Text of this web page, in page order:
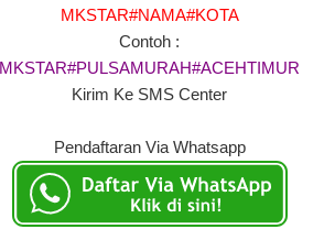
MKSTAR#NAMA#KOTA
Contoh :
MKSTAR#PULSAMURAH#ACEHTIMUR
Kirim Ke SMS Center
Pendaftaran Via Whatsapp